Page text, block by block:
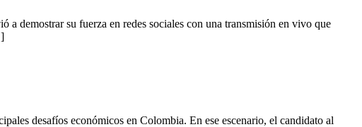
demostrar su fuerza en redes sociales con una transmisión en vivo que
desafíos económicos en Colombia. En ese escenario, el candidato al